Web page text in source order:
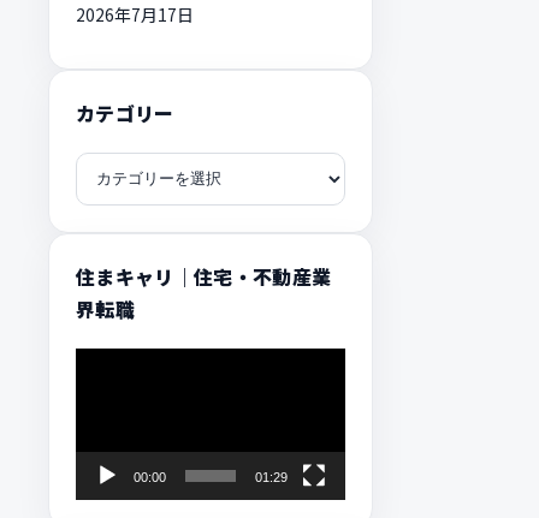
2026年7月17日
カテゴリー
カ
テ
ゴ
リ
ー
住まキャリ｜住宅・不動産業
界転職
レ
ー
00:00 01:29